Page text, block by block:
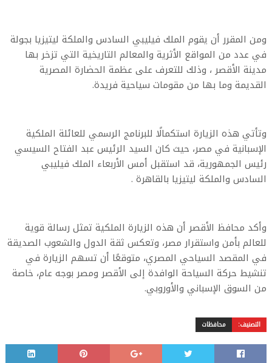
ومن المقرر أن يقوم الملك فيليبي السادس والملكة ليتيزيا بجولة
في عدد من المواقع الأثرية والمعالم التاريخية التي تزخر بها
مدينة الأقصر ، وذلك للتعرف على عظمة الحضارة المصرية
القديمة وما بها من مقومات سياحية فريدة.
وتأتي هذه الزيارة استكمالًا للبرنامج الرسمي للعائلة الملكية
الإسبانية في مصر، حيث كان السيد الرئيس عبد الفتاح السيسي
رئيس الجمهورية، قد استقبل أمس الأربعاء الملك فيليبي
السادس والملكة ليتيزيا بالقاهرة .
وأكد محافظ الأقصر أن هذه الزيارة الملكية تمثل رسالة قوية
للعالم بأمن واستقرار مصر، وتعكس ثقة الدول والشعوب الصديقة
في المقصد السياحي المصري، متوقعًا أن تسهم الزيارة في
تنشيط حركة السياحة الوافدة إلى الأقصر ومصر بوجه عام، خاصة
من السوق الإسباني والأوروبي.
التصنيف: محافظات